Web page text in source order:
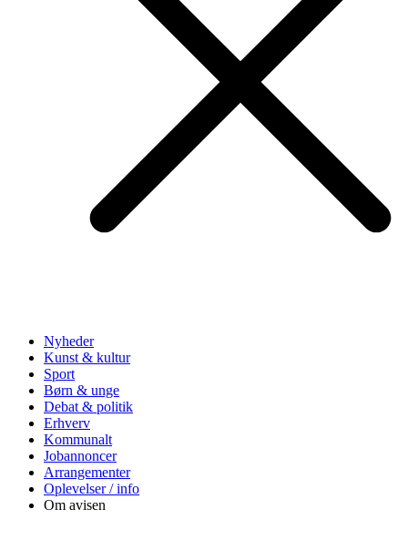
Nyheder
Kunst & kultur
Sport
Børn & unge
Debat & politik
Erhverv
Kommunalt
Jobannoncer
Arrangementer
Oplevelser / info
Om avisen